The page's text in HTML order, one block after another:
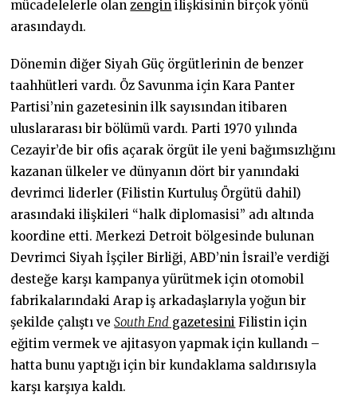
mücadelelerle olan zengin ilişkisinin birçok yönü
arasındaydı.
Dönemin diğer Siyah Güç örgütlerinin de benzer
taahhütleri vardı. Öz Savunma için Kara Panter
Partisi’nin gazetesinin ilk sayısından itibaren
uluslararası bir bölümü vardı. Parti 1970 yılında
Cezayir’de bir ofis açarak örgüt ile yeni bağımsızlığını
kazanan ülkeler ve dünyanın dört bir yanındaki
devrimci liderler (Filistin Kurtuluş Örgütü dahil)
arasındaki ilişkileri “halk diplomasisi” adı altında
koordine etti. Merkezi Detroit bölgesinde bulunan
Devrimci Siyah İşçiler Birliği, ABD’nin İsrail’e verdiği
desteğe karşı kampanya yürütmek için otomobil
fabrikalarındaki Arap iş arkadaşlarıyla yoğun bir
şekilde çalıştı veSouth End gazetesini Filistin için
eğitim vermek ve ajitasyon yapmak için kullandı –
hatta bunu yaptığı için bir kundaklama saldırısıyla
karşı karşıya kaldı.